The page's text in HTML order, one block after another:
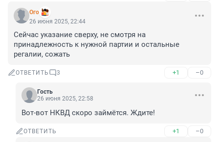
Ого
26 июня 2025, 22:44
Сейчас указание сверху, не смотря на
принадлежность к нужной партии и остальные
регалии, сожать
ОТВЕТИТЬ 3 +1 –0
Гость
26 июня 2025, 22:58
Вот-вот НКВД скоро займётся. Ждите!
ОТВЕТИТЬ +1 –0